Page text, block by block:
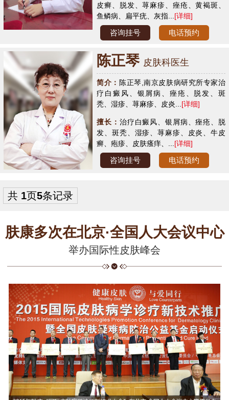
皮癣、脱发、荨麻疹、痤疮、黄褐斑、
鱼鳞病、扁平疣、灰指...[详细]
咨询挂号 电话预约
陈正琴 皮肤科医生
简介： 陈正琴,南京皮肤病研究所专家治
疗白癜风、银屑病、痤疮、脱发、斑
秃、湿疹、荨麻疹、皮炎...[详细]
擅长： 治疗白癜风、银屑病、痤疮、脱
发、斑秃、湿疹、荨麻疹、皮炎、牛皮
癣、疱疹、皮肤瘙痒、...[详细]
咨询挂号 电话预约
共 1页5条记录
肤康多次在北京·全国人大会议中心
举办国际性皮肤峰会